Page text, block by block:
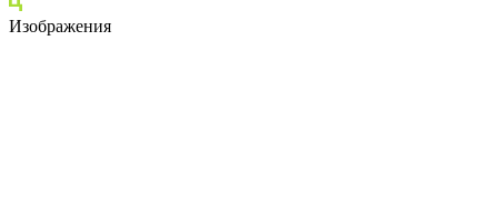
Изображения